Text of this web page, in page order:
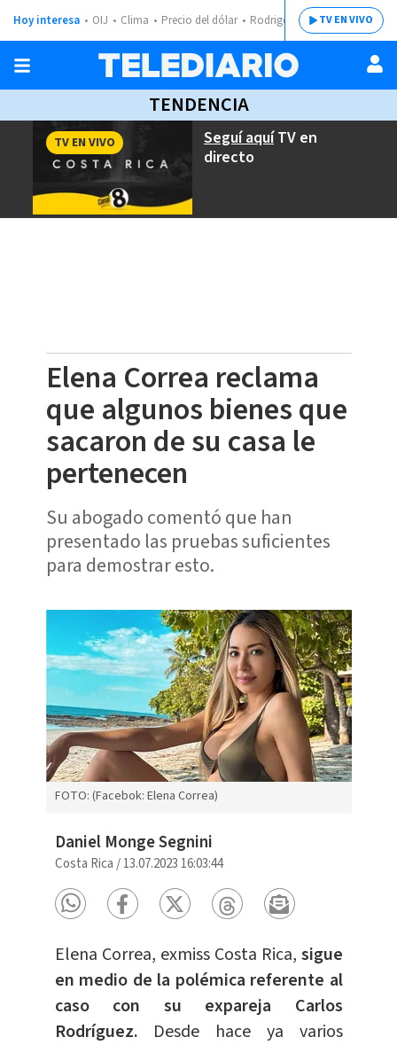
Hoy interesa OIJ Clima Precio del dólar Rodrigo ChavesTV EN VIVO
TENDENCIA
Seguí aquíTV en
directo
TV EN VIVO
Elena Correa reclama
que algunos bienes que
sacaron de su casa le
pertenecen
Su abogado comentó que han
presentado las pruebas suficientes
para demostrar esto.
FOTO: (Facebok: Elena Correa)
Daniel Monge Segnini
Costa Rica /13.07.2023 16:03:44
Elena Correa, exmiss Costa Rica, sigue
en medio de la polémica referente al
caso con su expareja Carlos
Rodríguez. Desde hace ya varios